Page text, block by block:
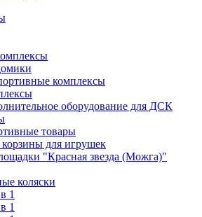
комплексы
оборудование для ДСК
товары
для игрушек
"Красная звезда (Можга)"
коляски
1
1